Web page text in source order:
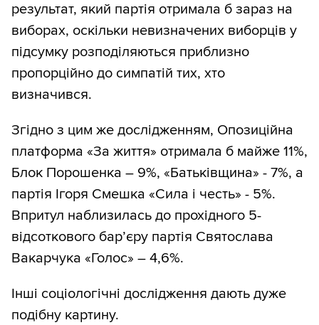
результат, який партія отримала б зараз на
виборах, оскільки невизначених виборців у
підсумку розподіляються приблизно
пропорційно до симпатій тих, хто
визначився.
Згідно з цим же дослідженням, Опозиційна
платформа «За життя» отримала б майже 11%,
Блок Порошенка – 9%, «Батьківщина» - 7%, а
партія Ігоря Смешка «Сила і честь» - 5%.
Впритул наблизилась до прохідного 5-
відсоткового бар’єру партія Святослава
Вакарчука «Голос» – 4,6%.
Інші соціологічні дослідження дають дуже
подібну картину.